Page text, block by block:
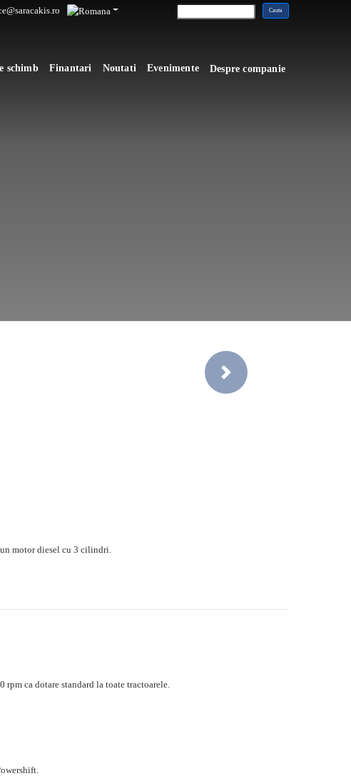
schimb Finantari Noutati Evenimente Despre companie
Next
motor diesel cu 3 cilindri.
ca dotare standard la toate tractoarele.